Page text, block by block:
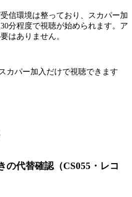
信環境は整っており、スカパー加
分程度で視聴が始められます。ア
はありません。
カパー加入だけで視聴できます
の代替確認（CS055・レコ